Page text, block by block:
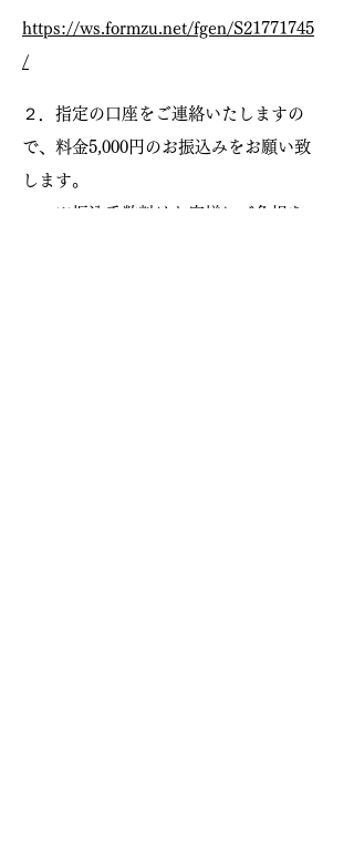
https://ws.formzu.net/fgen/S21771745
/
２．指定の口座をご連絡いたしますの
で、料金5,000円のお振込みをお願い致
します。
※振込手数料はお客様にご負担を